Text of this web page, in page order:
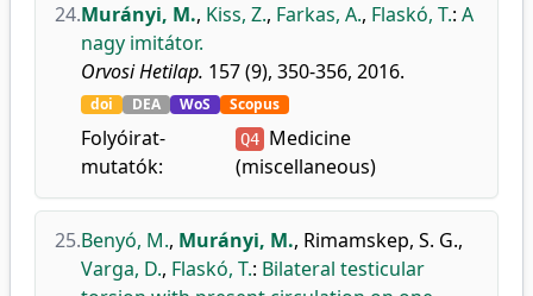
24.Murányi, M., Kiss, Z., Farkas, A., Flaskó, T.: A
nagy imitátor.
Orvosi Hetilap. 157 (9), 350-356, 2016.
doi DEA WoS Scopus
Folyóirat-
mutatók:
Q4 Medicine
(miscellaneous)
25.Benyó, M., Murányi, M., Rimamskep, S. G.,
Varga, D., Flaskó, T.: Bilateral testicular